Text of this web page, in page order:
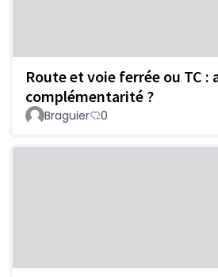
Route et voie ferrée ou TC :
complémentarité ?
Braguier 0